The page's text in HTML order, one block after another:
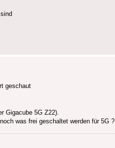
geschaut
Gigacube 5G Z22).
was frei geschaltet werden für 5G ?